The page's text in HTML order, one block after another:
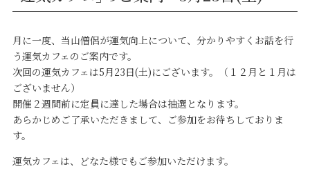
月に一度、当山僧侶が運気向上について、分かりやすくお話を行
う運気カフェのご案内です。
次回の運気カフェは5月23日(土)にございます。（１２月と１月は
ございません）
開催２週間前に定員に達した場合は抽選となります。
あらかじめご了承いただきまして、ご参加をお待ちしておりま
す。
運気カフェは、どなた様でもご参加いただけます。